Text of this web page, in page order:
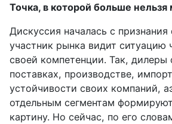
Точка, в которой больше нельзя
Дискуссия началась с
участник рынка видит ситуацию
своей компетенции. Так, дилеры
поставках, производстве,
устойчивости своих компаний,
отдельным сегментам
картину. Но сейчас, по его